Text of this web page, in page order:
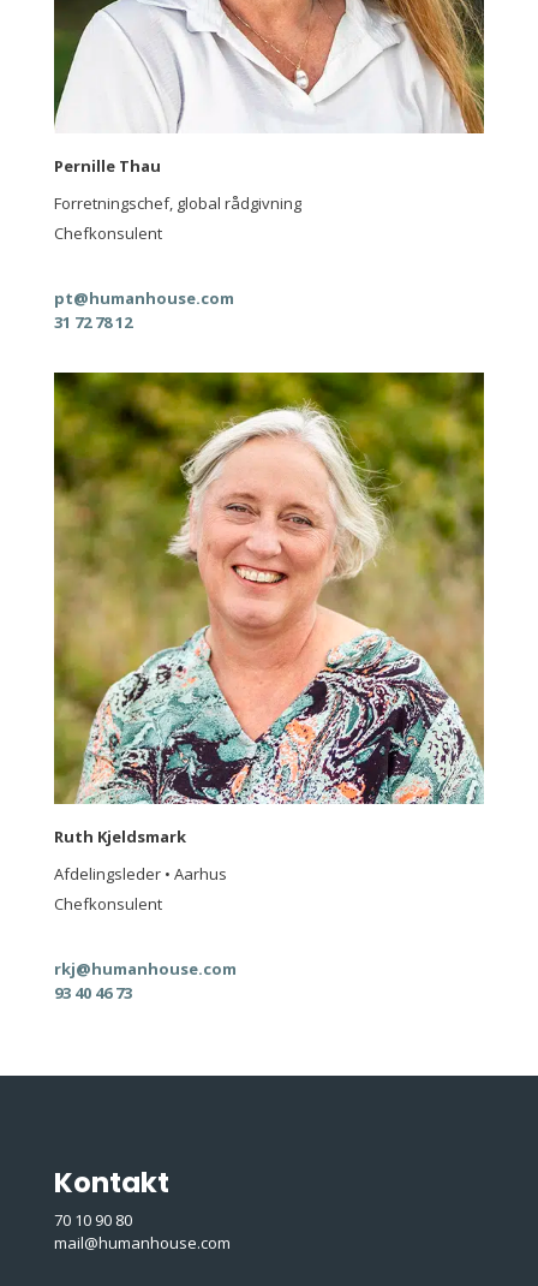
Pernille Thau
Forretningschef, global rådgivning
Chefkonsulent
pt@humanhouse.com
31 72 78 12
Ruth Kjeldsmark
Afdelingsleder • Aarhus
Chefkonsulent
rkj@humanhouse.com
93 40 46 73
Kontakt
70 10 90 80
mail@humanhouse.com